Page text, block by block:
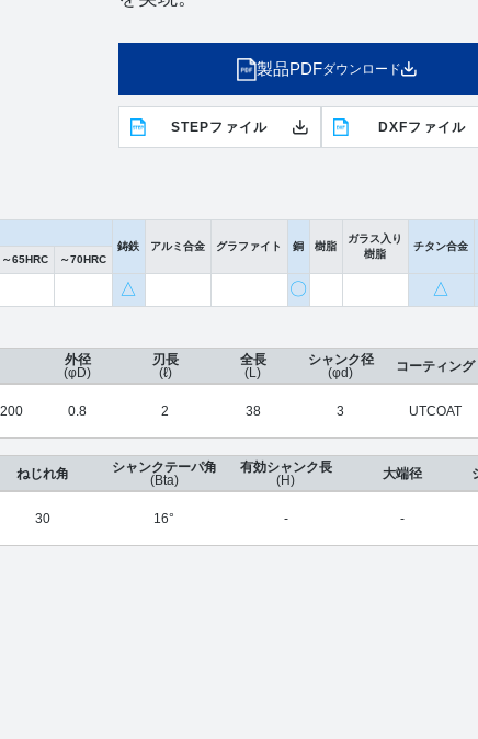
製品PDFダウンロード
STEPファイル DXFファイル
鋳鉄
アルミ合金 グラファイト 銅 樹脂
ガラス入り
樹脂
チタン合金
～65HRC ～70HRC
△ 〇 △
外径
(φD)
0.8
刃長
(ℓ)
2
全長
(L)
38
シャンク径
(φd)
3
コーティング
UTCOAT
ねじれ角
30
シャンクテーパ角
(Bta)
16°
有効シャンク長
(H)
-
大端径
-